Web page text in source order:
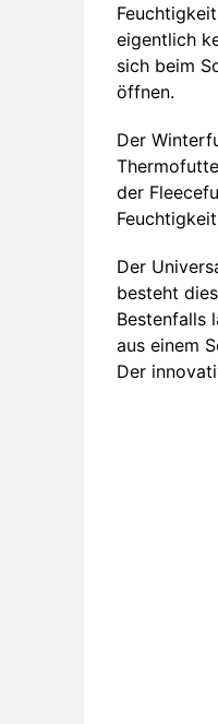
eigentlich
sich beim
öffnen.
Der
der
Der
besteht
Bestenfalls
aus einem
Der